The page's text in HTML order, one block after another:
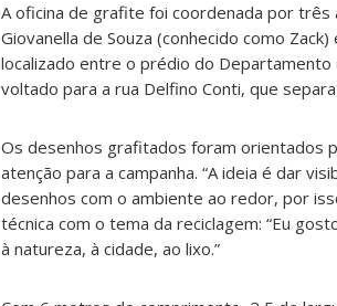
A oficina de grafite foi coordenada por três
Giovanella de Souza (conhecido como
localizado entre o prédio do
voltado para a rua Delfino Conti, que separa
Os desenhos grafitados foram orientados
atenção para a campanha. “A ideia é dar
desenhos com o ambiente ao redor, por
técnica com o tema da reciclagem: “Eu
à natureza, à cidade, ao lixo.”